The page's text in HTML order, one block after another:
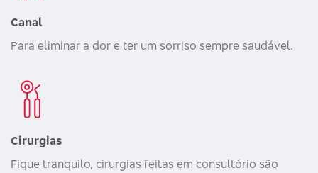
Canal
Para eliminar a dor e ter um sorriso sempre saudável.
Cirurgias
Fique tranquilo, cirurgias feitas em consultório são